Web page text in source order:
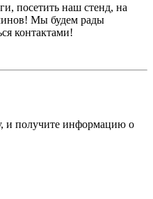
посетить наш стенд, на
Мы будем рады
контактами!
и получите информацию о